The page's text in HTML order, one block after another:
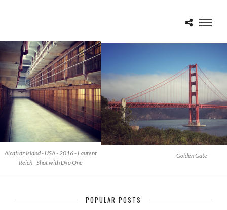
Alcatraz Island - USA - 2016 - Laurent
Reich - Shot with Dxo One
Golden Gate
POPULAR POSTS